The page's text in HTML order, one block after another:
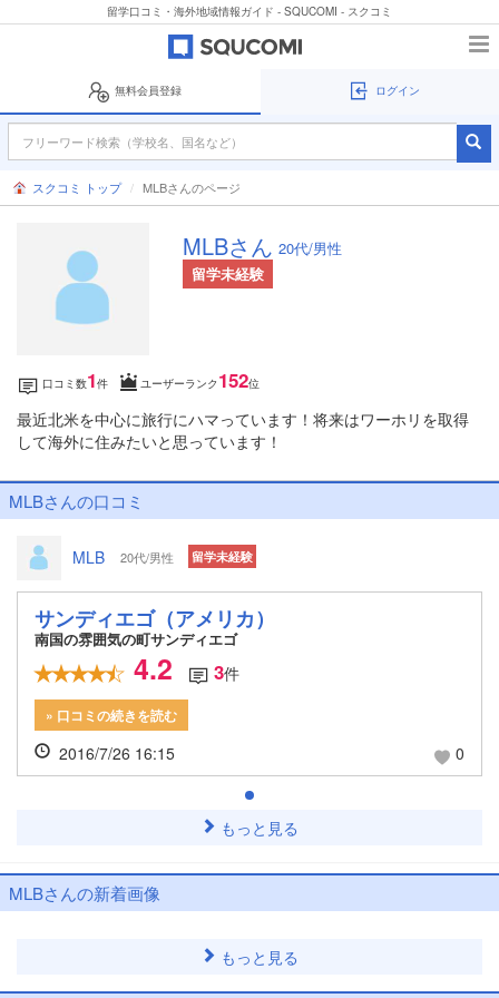
留学口コミ・海外地域情報ガイド - SQUCOMI - スクコミ
無料会員登録 ログイン
スクコミ トップ MLBさんのページ
MLBさん 20代/男性
留学未経験
口コミ数1件 ユーザーランク 152位
最近北米を中心に旅行にハマっています！将来はワーホリを取得
して海外に住みたいと思っています！
MLBさんの口コミ
MLB 20代/男性 留学未経験
サンディエゴ（アメリカ）
南国の雰囲気の町サンディエゴ
4.2 3件
» 口コミの続きを読む
2016/7/26 16:15 0
もっと見る
MLBさんの新着画像
もっと見る